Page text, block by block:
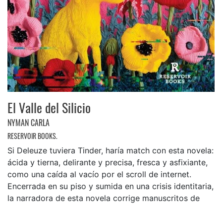
El Valle del Silicio
NYMAN CARLA
RESERVOIR BOOKS.
Si Deleuze tuviera Tinder, haría match con esta novela:
ácida y tierna, delirante y precisa, fresca y asfixiante,
como una caída al vacío por el scroll de internet.
Encerrada en su piso y sumida en una crisis identitaria,
la narradora de esta novela corrige manuscritos de